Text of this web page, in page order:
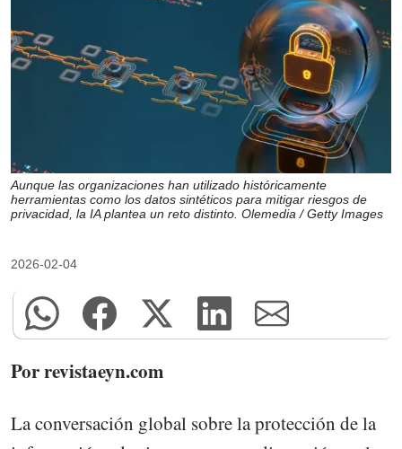
Aunque las organizaciones han utilizado históricamente
herramientas como los datos sintéticos para mitigar riesgos de
privacidad, la IA plantea un reto distinto. Olemedia / Getty Images
2026-02-04
Por revistaeyn.com
La conversación global sobre la protección de la